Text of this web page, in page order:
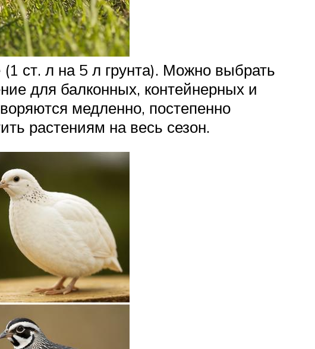
ст. л на 5 л грунта). Можно выбрать
для балконных, контейнерных и
медленно, постепенно
растениям на весь сезон.